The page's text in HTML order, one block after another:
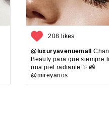
208 likes
@luxuryavenuemall
Beauty para que siempre
una piel radiante ✨ 📸:
@mireyarios